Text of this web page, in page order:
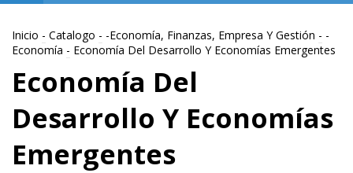
Inicio - Catalogo - -Economía, Finanzas, Empresa Y Gestión - -
Economía - Economía Del Desarrollo Y Economías Emergentes
Economía Del
Desarrollo Y Economías
Emergentes